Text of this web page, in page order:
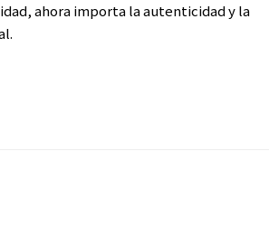
ahora importa la autenticidad y la